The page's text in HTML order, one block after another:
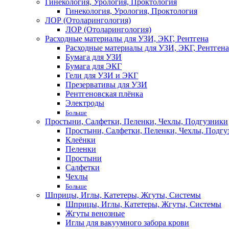
Гинекология, Урология, Проктология
Гинекология, Урология, Проктология
ЛОР (Отоларингология)
ЛОР (Отоларингология)
Расходные материалы для УЗИ, ЭКГ, Рентгена
Расходные материалы для УЗИ, ЭКГ, Рентгена
Бумага для УЗИ
Бумага для ЭКГ
Гели для УЗИ и ЭКГ
Презервативы для УЗИ
Рентгеновская плёнка
Электроды
Больше
Простыни, Салфетки, Пеленки, Чехлы, Подгузники
Простыни, Салфетки, Пеленки, Чехлы,
Клеёнки
Пеленки
Простыни
Салфетки
Чехлы
Больше
Шприцы, Иглы, Катетеры, Жгуты, Системы
Шприцы, Иглы, Катетеры, Жгуты, Системы
Жгуты венозные
Иглы для вакуумного забора крови